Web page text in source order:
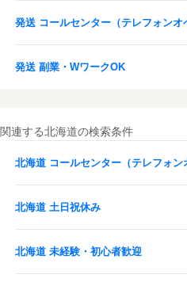
発送 コールセンター（テレフォンオ
発送 副業・WワークOK
関連する北海道の検索条件
北海道 コールセンター（テレフォン
北海道 土日祝休み
北海道 未経験・初心者歓迎